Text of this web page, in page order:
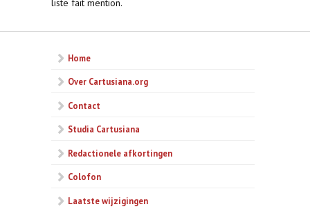
liste fait mention.
Home
Over Cartusiana.org
Contact
Studia Cartusiana
Redactionele afkortingen
Colofon
Laatste wijzigingen